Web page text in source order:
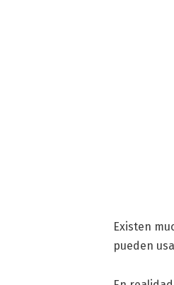
Existen
pueden